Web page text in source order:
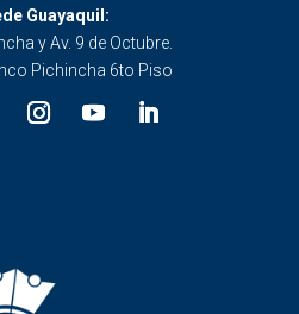
Guayaquil:
y Av. 9 de Octubre.
Pichincha 6to Piso